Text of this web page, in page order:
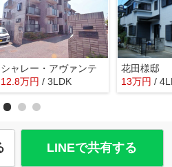
シャレー・アヴァンテ
12.8万円 / 3LDK
花田様邸
13万円 /
LINEで共有する